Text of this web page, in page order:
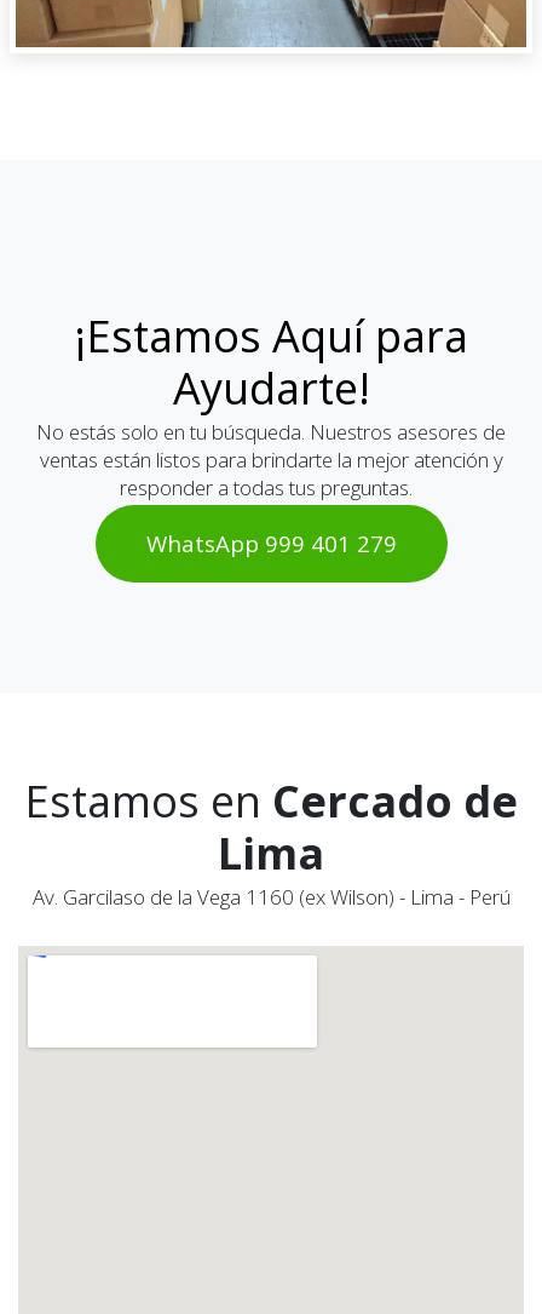
¡Estamos Aquí para
Ayudarte!
No estás solo en tu búsqueda. Nuestros asesores de
ventas están listos para brindarte la mejor atención y
responder a todas tus preguntas.
WhatsAp​​​​p 999 401 2​​79
Estamos en Cercado de
Lima
Av. Garcilaso de la Vega 1160 (ex Wilson) - Lima - Perú